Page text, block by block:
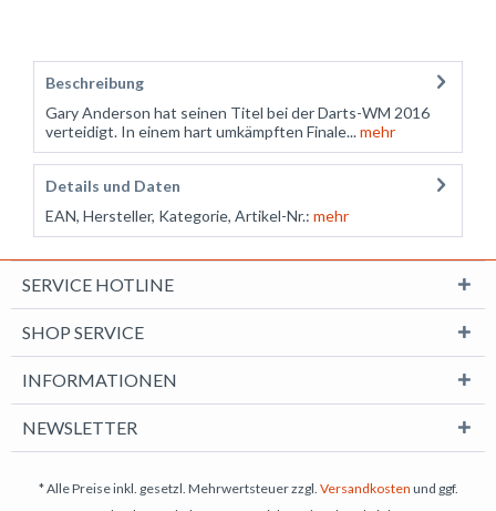
Beschreibung
Gary Anderson hat seinen Titel bei der Darts-WM 2016
verteidigt. In einem hart umkämpften Finale...mehr
Details und Daten
EAN, Hersteller, Kategorie, Artikel-Nr.: mehr
SERVICE HOTLINE
SHOP SERVICE
INFORMATIONEN
NEWSLETTER
* Alle Preise inkl. gesetzl. Mehrwertsteuer zzgl. Versandkosten und ggf.